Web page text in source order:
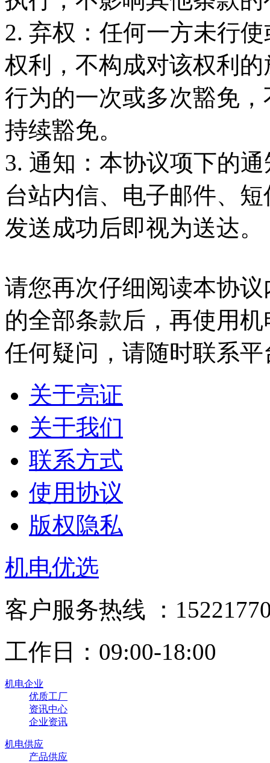
2. 弃权：任何一方未行
权利，不构成对该权利
行为的一次或多次豁免
持续豁免。
3. 通知：本协议项下的
台站内信、电子邮件、
发送成功后即视为送达。
请您再次仔细阅读本协
的全部条款后，再使用
任何疑问，请随时联系
关于亮证
关于我们
联系方式
使用协议
版权隐私
机电优选
客户服务热线 ：
工作日：09:00-18:00
机电企业
优质工厂
资讯中心
企业资讯
机电供应
产品供应